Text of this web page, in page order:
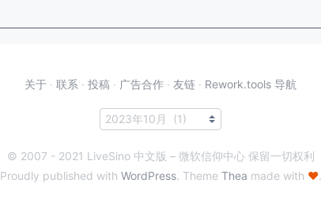
关于 · 联系 · 投稿 · 广告合作 · 友链 · Rework.tools 导航
© 2007 - 2021 LiveSino 中文版 – 微软信仰中心 保留一切权利
Proudly published with WordPress. Theme Thea made with ♥.